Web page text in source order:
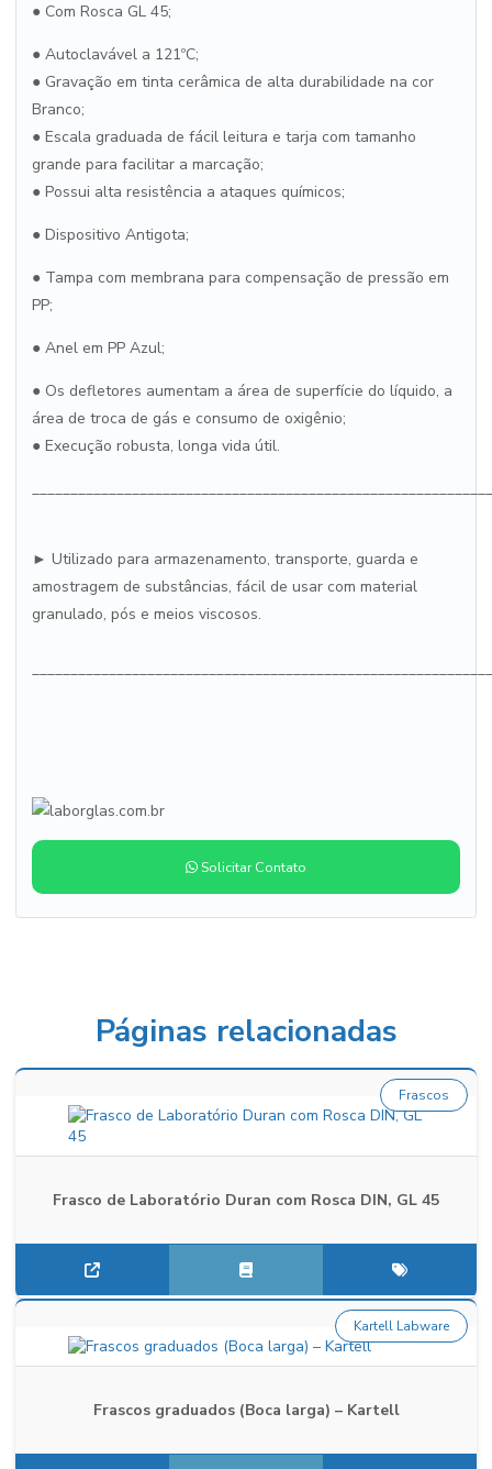
● Com Rosca GL 45;
● Autoclavável a 121ºC;
● Gravação em tinta cerâmica de alta durabilidade na cor
Branco;
● Escala graduada de fácil leitura e tarja com tamanho
grande para facilitar a marcação;
● Possui alta resistência a ataques químicos;
● Dispositivo Antigota;
● Tampa com membrana para compensação de pressão em
PP;
● Anel em PP Azul;
● Os defletores aumentam a área de superfície do líquido, a
área de troca de gás e consumo de oxigênio;
● Execução robusta, longa vida útil.
► Utilizado para armazenamento, transporte, guarda e
amostragem de substâncias, fácil de usar com material
granulado, pós e meios viscosos.
Solicitar Contato
Páginas relacionadas
Frasco de Laboratório Duran com Rosca DIN, GL 45
Frascos
Frascos graduados (Boca larga) – Kartell
Kartell Labware